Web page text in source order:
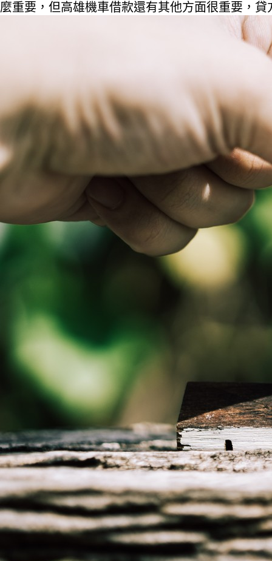
麼重要，但高雄機車借款還有其他方面很重要，